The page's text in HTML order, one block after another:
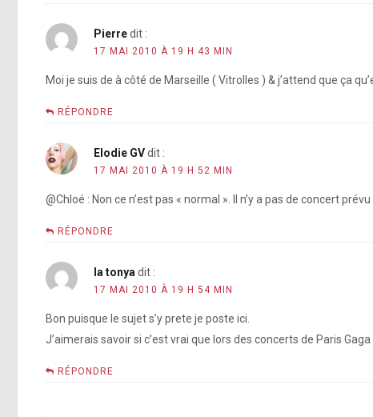
Pierredit :
17 MAI 2010 À 19 H 43 MIN
Moi je suis de à côté de Marseille ( Vitrolles ) & j’attend que ça
RÉPONDRE
Elodie GVdit :
17 MAI 2010 À 19 H 52 MIN
@Chloé : Non ce n’est pas « normal ». Il n’y a pas de concert
RÉPONDRE
la tonyadit :
17 MAI 2010 À 19 H 54 MIN
Bon puisque le sujet s’y prete je poste ici.
J’aimerais savoir si c’est vrai que lors des concerts de Paris
RÉPONDRE